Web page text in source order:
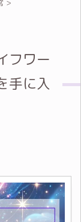
>
フワー
手に入